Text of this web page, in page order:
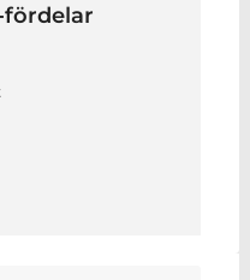
fördelar